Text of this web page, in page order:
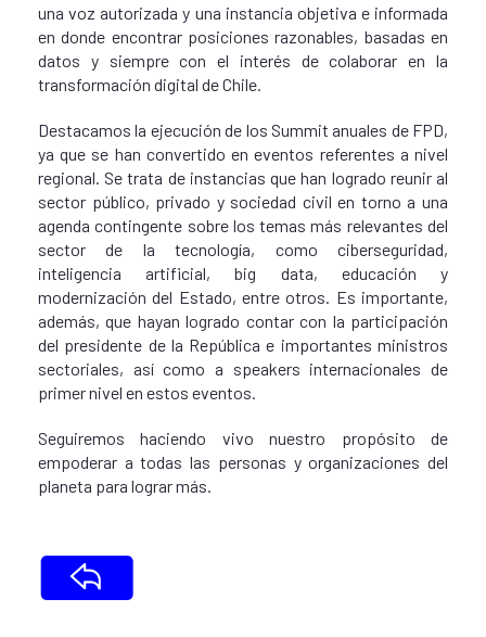
una voz autorizada y una instancia objetiva e informada
en donde encontrar posiciones razonables, basadas en
datos y siempre con el interés de colaborar en la
transformación digital de Chile.
Destacamos la ejecución de los Summit anuales de FPD,
ya que se han convertido en eventos referentes a nivel
regional. Se trata de instancias que han logrado reunir al
sector público, privado y sociedad civil en torno a una
agenda contingente sobre los temas más relevantes del
sector de la tecnología, como ciberseguridad,
inteligencia artificial, big data, educación y
modernización del Estado, entre otros. Es importante,
además, que hayan logrado contar con la participación
del presidente de la República e importantes ministros
sectoriales, así como a speakers internacionales de
primer nivel en estos eventos.
Seguiremos haciendo vivo nuestro propósito de
empoderar a todas las personas y organizaciones del
planeta para lograr más.